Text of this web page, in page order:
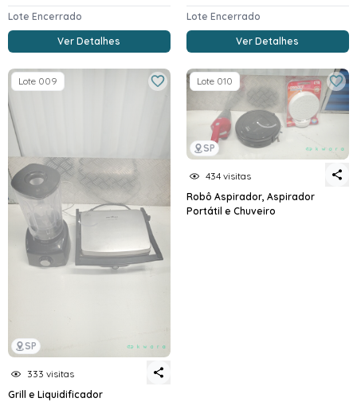
Lote Encerrado
Ver Detalhes
Lote Encerrado
Ver Detalhes
SP
Lote 009
333 visitas
Grill e Liquidificador
SP
Lote 010
434 visitas
Robô Aspirador, Aspirador
Portátil e Chuveiro